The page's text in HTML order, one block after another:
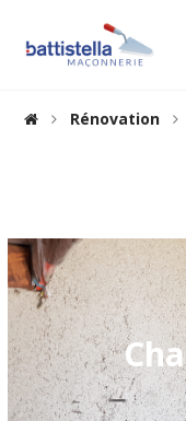
Rénovation